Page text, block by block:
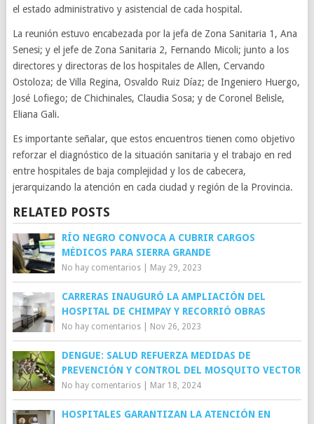
el estado administrativo y asistencial de cada hospital.
La reunión estuvo encabezada por la jefa de Zona Sanitaria 1, Ana
Senesi; y el jefe de Zona Sanitaria 2, Fernando Micoli; junto a los
directores y directoras de los hospitales de Allen, Cervando
Ostoloza; de Villa Regina, Osvaldo Ruiz Díaz; de Ingeniero Huergo,
José Lofiego; de Chichinales, Claudia Sosa; y de Coronel Belisle,
Eliana Gali.
Es importante señalar, que estos encuentros tienen como objetivo
reforzar el diagnóstico de la situación sanitaria y el trabajo en red
entre hospitales de baja complejidad y los de cabecera,
jerarquizando la atención en cada ciudad y región de la Provincia.
RELATED POSTS
RÍO NEGRO CONVOCA A CUBRIR CARGOS
MÉDICOS PARA SIERRA GRANDE
No hay comentarios| May 29, 2023
CARRERAS INAUGURÓ LA AMPLIACIÓN DEL
HOSPITAL DE CHIMPAY Y RECORRIÓ OBRAS
No hay comentarios| Nov 26, 2023
DENGUE: SALUD REFUERZA MEDIDAS DE
PREVENCIÓN Y CONTROL DEL MOSQUITO VECTOR
No hay comentarios| Mar 18, 2024
HOSPITALES GARANTIZAN LA ATENCIÓN EN